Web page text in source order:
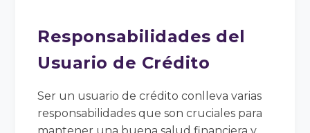
Responsabilidades del
Usuario de Crédito
Ser un usuario de crédito conlleva varias
responsabilidades que son cruciales para